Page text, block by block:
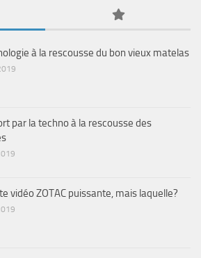
à la rescousse du bon vieux matelas
par la techno à la rescousse des
vidéo ZOTAC puissante, mais laquelle?